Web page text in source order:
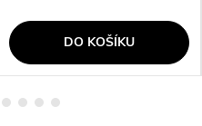
DO KOŠÍKU